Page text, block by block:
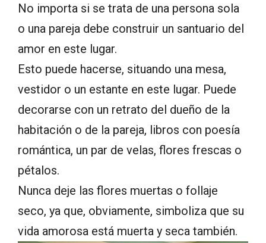
No importa si se trata de una persona sola
o una pareja debe construir un santuario del
amor en este lugar.
Esto puede hacerse, situando una mesa,
vestidor o un estante en este lugar. Puede
decorarse con un retrato del dueño de la
habitación o de la pareja, libros con poesía
romántica, un par de velas, flores frescas o
pétalos.
Nunca deje las flores muertas o follaje
seco, ya que, obviamente, simboliza que su
vida amorosa está muerta y seca también.